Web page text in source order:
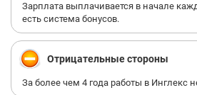
Зарплата выплачивается в начале
есть система бонусов.
Отрицательные стороны
За более чем 4 года работы в Инглекс